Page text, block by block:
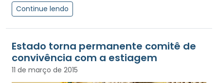
Continue lendo
Estado torna permanente comitê de
convivência com a estiagem
11 de março de 2015